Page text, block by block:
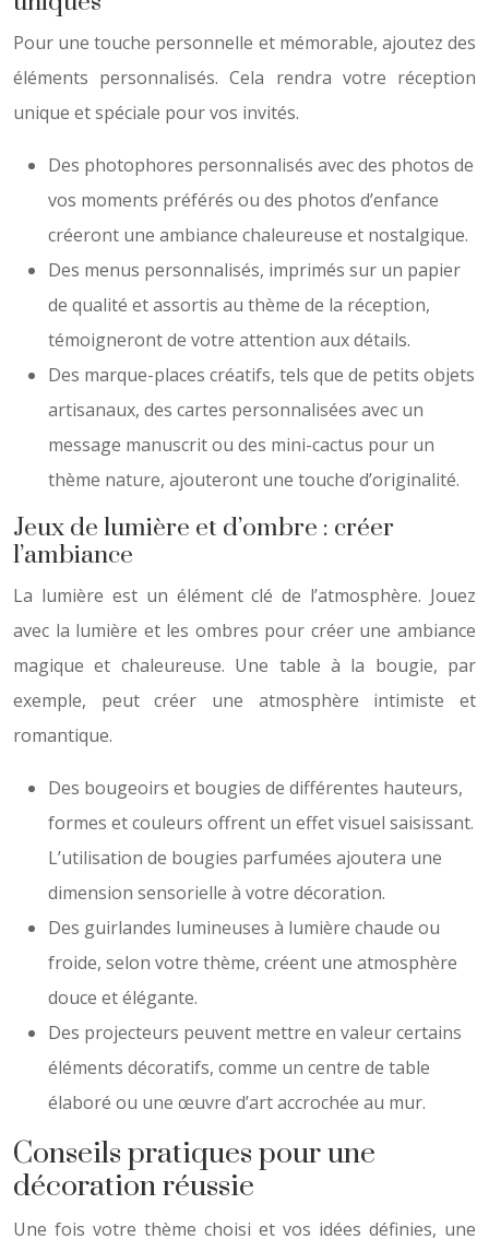
Pour une touche personnelle et mémorable, ajoutez des
éléments personnalisés. Cela rendra votre réception
unique et spéciale pour vos invités.
Des photophores personnalisés avec des photos de
vos moments préférés ou des photos d’enfance
créeront une ambiance chaleureuse et nostalgique.
Des menus personnalisés, imprimés sur un papier
de qualité et assortis au thème de la réception,
témoigneront de votre attention aux détails.
Des marque-places créatifs, tels que de petits objets
artisanaux, des cartes personnalisées avec un
message manuscrit ou des mini-cactus pour un
thème nature, ajouteront une touche d’originalité.
Jeux de lumière et d’ombre : créer
l’ambiance
La lumière est un élément clé de l’atmosphère. Jouez
avec la lumière et les ombres pour créer une ambiance
magique et chaleureuse. Une table à la bougie, par
exemple, peut créer une atmosphère intimiste et
romantique.
Des bougeoirs et bougies de différentes hauteurs,
formes et couleurs offrent un effet visuel saisissant.
L’utilisation de bougies parfumées ajoutera une
dimension sensorielle à votre décoration.
Des guirlandes lumineuses à lumière chaude ou
froide, selon votre thème, créent une atmosphère
douce et élégante.
Des projecteurs peuvent mettre en valeur certains
éléments décoratifs, comme un centre de table
élaboré ou une œuvre d’art accrochée au mur.
Conseils pratiques pour une
décoration réussie
Une fois votre thème choisi et vos idées définies, une